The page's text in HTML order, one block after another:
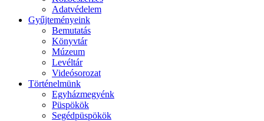
Adatvédelem
Gyűjteményeink
Bemutatás
Könyvtár
Múzeum
Levéltár
Videósorozat
Történelmünk
Egyházmegyénk
Püspökök
Segédpüspökök